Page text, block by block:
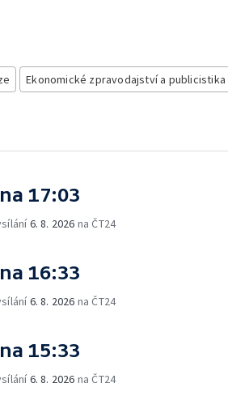
Ekonomické zpravodajství a publicistika
17:03
6. 8. 2026 na ČT24
16:33
6. 8. 2026 na ČT24
15:33
6. 8. 2026 na ČT24